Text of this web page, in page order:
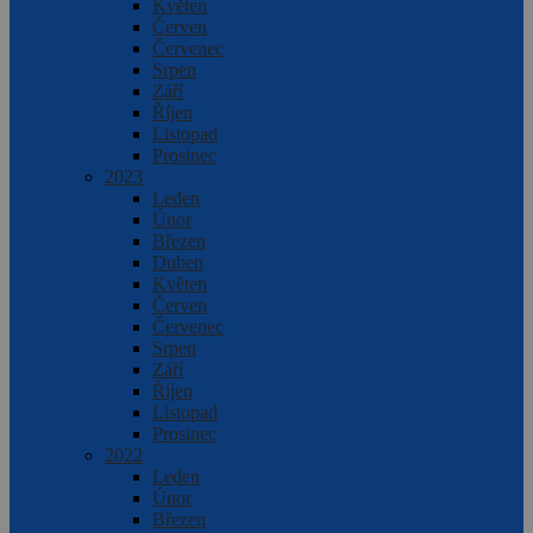
Květen
Červen
Červenec
Srpen
Září
Říjen
Listopad
Prosinec
2023
Leden
Únor
Březen
Duben
Květen
Červen
Červenec
Srpen
Září
Říjen
Listopad
Prosinec
2022
Leden
Únor
Březen